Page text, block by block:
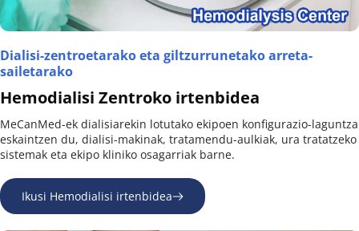
Dialisi-zentroetarako eta giltzurrunetako arreta-
sailetarako
Hemodialisi Zentroko irtenbidea
MeCanMed-ek dialisiarekin lotutako ekipoen konfigurazio-laguntza
eskaintzen du, dialisi-makinak, tratamendu-aulkiak, ura tratatzeko
sistemak eta ekipo kliniko osagarriak barne.
Ikusi Hemodialisi irtenbidea